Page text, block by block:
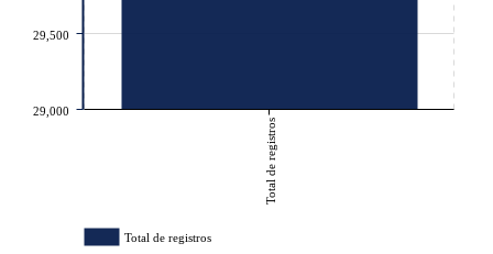
Total de registros
29,000
29,500
Total de registros